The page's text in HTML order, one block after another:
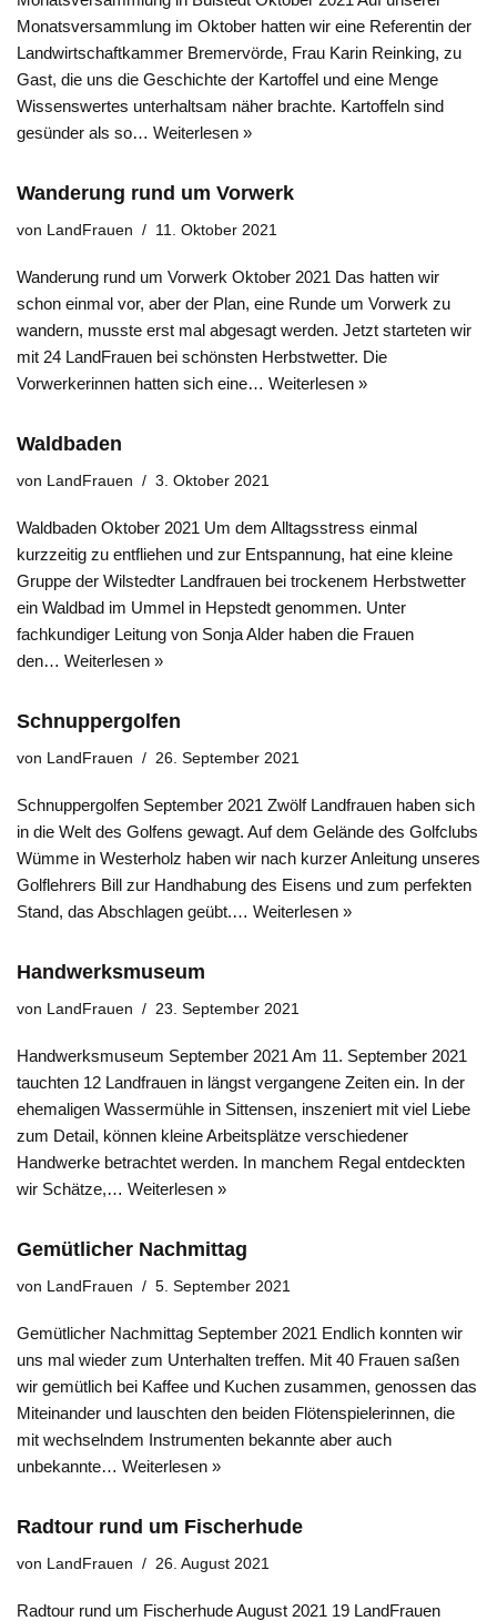
Monatsversammlung im Oktober hatten wir eine Referentin der
Landwirtschaftkammer Bremervörde, Frau Karin Reinking, zu
Gast, die uns die Geschichte der Kartoffel und eine Menge
Wissenswertes unterhaltsam näher brachte. Kartoffeln sind
gesünder als so… Weiterlesen »
Wanderung rund um Vorwerk
von LandFrauen 11. Oktober 2021
Wanderung rund um Vorwerk Oktober 2021 Das hatten wir
schon einmal vor, aber der Plan, eine Runde um Vorwerk zu
wandern, musste erst mal abgesagt werden. Jetzt starteten wir
mit 24 LandFrauen bei schönsten Herbstwetter. Die
Vorwerkerinnen hatten sich eine… Weiterlesen »
Waldbaden
von LandFrauen 3. Oktober 2021
Waldbaden Oktober 2021 Um dem Alltagsstress einmal
kurzzeitig zu entfliehen und zur Entspannung, hat eine kleine
Gruppe der Wilstedter Landfrauen bei trockenem Herbstwetter
ein Waldbad im Ummel in Hepstedt genommen. Unter
fachkundiger Leitung von Sonja Alder haben die Frauen
den… Weiterlesen »
Schnuppergolfen
von LandFrauen 26. September 2021
Schnuppergolfen September 2021 Zwölf Landfrauen haben sich
in die Welt des Golfens gewagt. Auf dem Gelände des Golfclubs
Wümme in Westerholz haben wir nach kurzer Anleitung unseres
Golflehrers Bill zur Handhabung des Eisens und zum perfekten
Stand, das Abschlagen geübt.… Weiterlesen »
Handwerksmuseum
von LandFrauen 23. September 2021
Handwerksmuseum September 2021 Am 11. September 2021
tauchten 12 Landfrauen in längst vergangene Zeiten ein. In der
ehemaligen Wassermühle in Sittensen, inszeniert mit viel Liebe
zum Detail, können kleine Arbeitsplätze verschiedener
Handwerke betrachtet werden. In manchem Regal entdeckten
wir Schätze,… Weiterlesen »
Gemütlicher Nachmittag
von LandFrauen 5. September 2021
Gemütlicher Nachmittag September 2021 Endlich konnten wir
uns mal wieder zum Unterhalten treffen. Mit 40 Frauen saßen
wir gemütlich bei Kaffee und Kuchen zusammen, genossen das
Miteinander und lauschten den beiden Flötenspielerinnen, die
mit wechselndem Instrumenten bekannte aber auch
unbekannte… Weiterlesen »
Radtour rund um Fischerhude
von LandFrauen 26. August 2021
Radtour rund um Fischerhude August 2021 19 LandFrauen